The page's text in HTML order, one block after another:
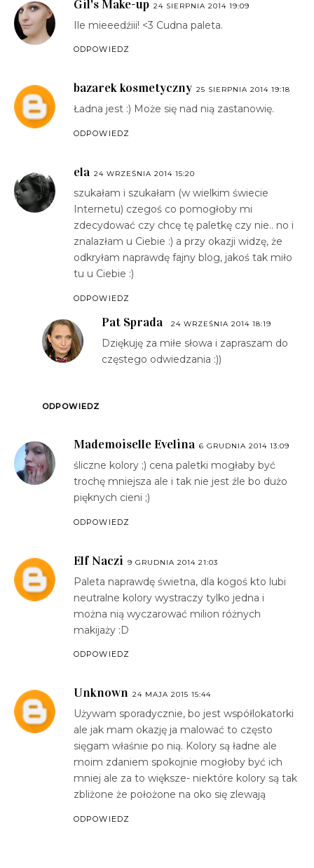
Gil's Make-up 24 SIERPNIA 2014 19:09
Ile mieeedźiii! <3 Cudna paleta.
ODPOWIEDZ
bazarek kosmetyczny 25 SIERPNIA 2014 19:18
Ładna jest :) Może się nad nią zastanowię.
ODPOWIEDZ
ela 24 WRZEŚNIA 2014 15:20
szukałam i szukałam (w wielkim świecie
Internetu) czegoś co pomogłoby mi
zdecydować czy chcę tę paletkę czy nie.. no i
znalazłam u Ciebie :) a przy okazji widzę, że
odkryłam naprawdę fajny blog, jakoś tak miło
tu u Ciebie :)
ODPOWIEDZ
Pat Sprada 24 WRZEŚNIA 2014 18:19
Dziękuję za miłe słowa i zapraszam do
częstego odwiedzania :))
ODPOWIEDZ
Mademoiselle Evelina 6 GRUDNIA 2014 13:09
śliczne kolory ;) cena paletki mogłaby być
trochę mniejsza ale i tak nie jest źle bo dużo
pięknych cieni ;)
ODPOWIEDZ
Elf Naczi 9 GRUDNIA 2014 21:03
Paleta naprawdę świetna, dla kogoś kto lubi
neutralne kolory wystraczy tylko jedna i
można nią wyczarować milion różnych
makijaży :D
ODPOWIEDZ
Unknown 24 MAJA 2015 15:44
Używam sporadycznie, bo jest współlokatorki
ale jak mam okazję ja malować to często
sięgam właśnie po nią. Kolory są ładne ale
moim zdaniem spokojnie mogłoby być ich
mniej ale za to większe- niektóre kolory są tak
zbliżone że położone na oko się zlewają
ODPOWIEDZ